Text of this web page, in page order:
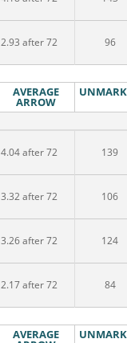
2.93 after 72 96
AVERAGE
ARROW
4.04 after 72 139
3.32 after 72 106
3.26 after 72 124
2.17 after 72 84
AVERAGE